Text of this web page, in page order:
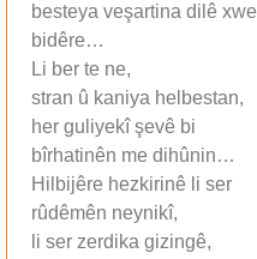
besteya veşartina dilê xwe
bidêre…
Li ber te ne,
stran û kaniya helbestan,
her guliyekî şevê bi
bîrhatinên me dihûnin…
Hilbijêre hezkirinê li ser
rûdêmên neynikî,
li ser zerdika gizingê,